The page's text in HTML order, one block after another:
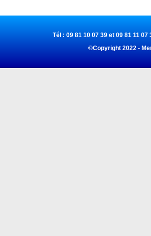
Tél : 09 81 10 07 39 et 09 81 11
©Copyright 2022 -